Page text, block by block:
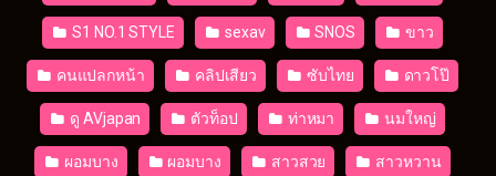
S1 NO.1 STYLE sexav SNOS ขาว
คนแปลกหน้า คลิปเสียว ซับไทย ดาวโป๊
ดู AVjapan ตัวท็อป ท่าหมา นมใหญ่
ผอมบาง ผอมบาง สาวสวย สาวหวาน